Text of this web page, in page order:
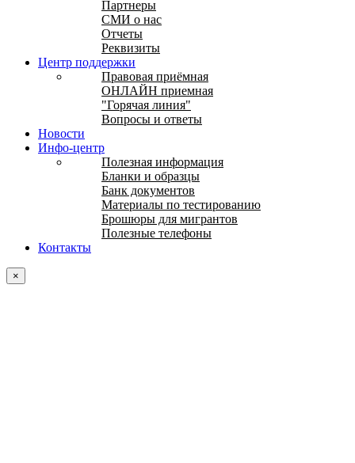
Партнеры
СМИ о нас
Отчеты
Реквизиты
Центр поддержки
Правовая приёмная
ОНЛАЙН приемная
"Горячая линия"
Вопросы и ответы
Новости
Инфо-центр
Полезная информация
Бланки и образцы
Банк документов
Материалы по тестированию
Брошюры для мигрантов
Полезные телефоны
Контакты
×